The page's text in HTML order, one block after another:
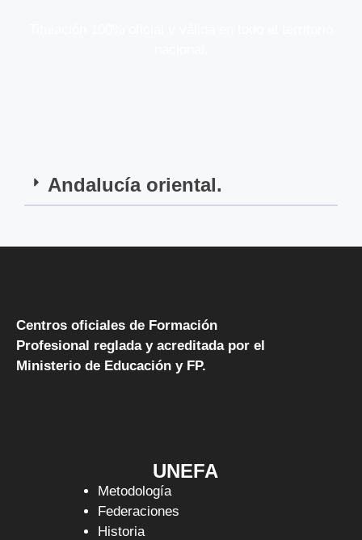
Andalucía oriental.
Centros oficiales de Formación
Profesional reglada y acreditada por el
Ministerio de Educación y FP.
UNEFA
Metodología
Federaciones
Historia